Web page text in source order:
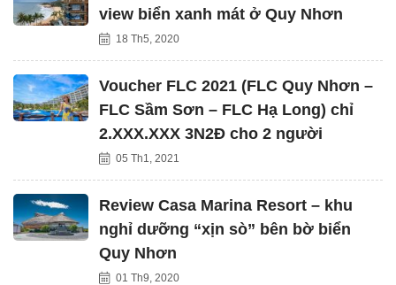
view biển xanh mát ở Quy Nhơn
18 Th5, 2020
Voucher FLC 2021 (FLC Quy Nhơn –
FLC Sầm Sơn – FLC Hạ Long) chỉ
2.XXX.XXX 3N2Đ cho 2 người
05 Th1, 2021
Review Casa Marina Resort – khu
nghỉ dưỡng “xịn sò” bên bờ biển
Quy Nhơn
01 Th9, 2020